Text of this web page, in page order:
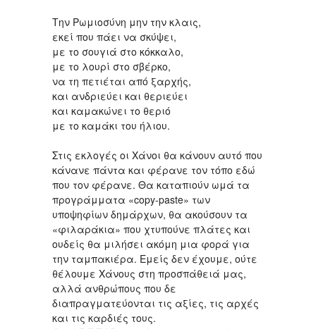
Την Ρωμιοσύνη μην την κλαις,
εκεί που πάει να σκύψει,
με το σουγιά στο κόκκαλο,
με το λουρί στο σβέρκο,
να τη πετιέται από ξαρχής,
και ανδριεύει και θεριεύει
και καμακώνει το θεριό
με το καμάκι του ήλιου.
Στις εκλογές οι Χάνοι θα κάνουν αυτό που
κάνανε πάντα και φέρανε τον τόπο εδώ
που τον φέρανε. Θα καταπιούν ωμά τα
προγράμματα «copy-paste» των
υποψηφίων δημάρχων, θα ακούσουν τα
«φιλαράκια» που χτυπούνε πλάτες και
ουδείς θα μιλήσει ακόμη μια φορά για
την ταμπακιέρα. Εμείς δεν έχουμε, ούτε
θέλουμε Χάνους στη προσπάθειά μας,
αλλά ανθρώπους που δε
διαπραγματεύονται τις αξίες, τις αρχές
και τις καρδιές τους.